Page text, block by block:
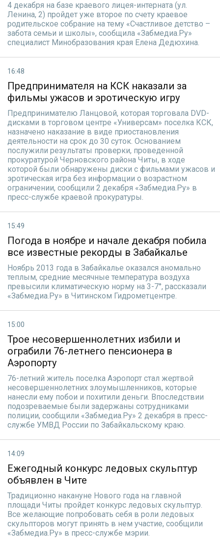
4 декабря на базе краевого лицея-интерната (ул.
Ленина, 2) пройдет уже второе по счету краевое
родительское собрание на тему «Счастливое детство –
забота семьи и школы», сообщила «Забмедиа.Ру»
специалист Минобразования края Елена Дедюхина.
16:48
Предпринимателя на КСК наказали за
фильмы ужасов и эротическую игру
Предпринимателю Ланцовой, которая торговала DVD-
дисками в торговом центре «Универсам» поселка КСК,
назначено наказание в виде приостановления
деятельности на срок до 30 суток. Основанием
послужили результаты проверки, проведенной
прокуратурой Черновского района Читы, в ходе
которой были обнаружены диски с фильмами ужасов и
эротическая игра без информации о возрастном
ограничении, сообщили 2 декабря «Забмедиа.Ру» в
пресс-службе краевой прокуратуры.
15:49
Погода в ноябре и начале декабря побила
все известные рекорды в Забайкалье
Ноябрь 2013 года в Забайкалье оказался аномально
теплым, средние месячные температура воздуха
превысили климатическую норму на 3-7°, рассказали
«Забмедиа.Ру» в Читинском Гидрометцентре.
15:00
Трое несовершеннолетних избили и
ограбили 76-летнего пенсионера в
Аэропорту
76-летний житель поселка Аэропорт стал жертвой
несовершеннолетних злоумышленников, которые
нанесли ему побои и похитили деньги. Впоследствии
подозреваемые были задержаны сотрудниками
полиции, сообщили «Забмедиа.Ру» 2 декабря в пресс-
службе УМВД России по Забайкальскому краю.
14:09
Ежегодный конкурс ледовых скульптур
объявлен в Чите
Традиционно накануне Нового года на главной
площади Читы пройдет конкурс ледовых скульптур.
Все желающие попробовать себя в роли ледовых
скульпторов могут принять в нем участие, сообщили
«Забмедиа.Ру» в пресс-службе мэрии.